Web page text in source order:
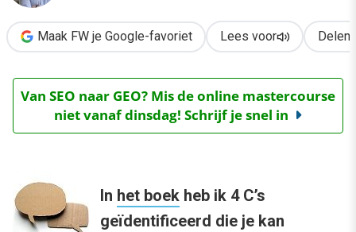
Maak FW je Google-favoriet Lees voor Delen
Van SEO naar GEO? Mis de online mastercourse
niet vanaf dinsdag! Schrijf je snel in
In het boek heb ik 4 C’s
geïdentificeerd die je kan